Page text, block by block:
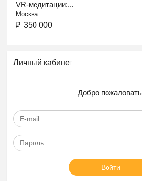
VR-медитации:...
Москва
₽ 350 000
Личный кабинет
Добро
Войти